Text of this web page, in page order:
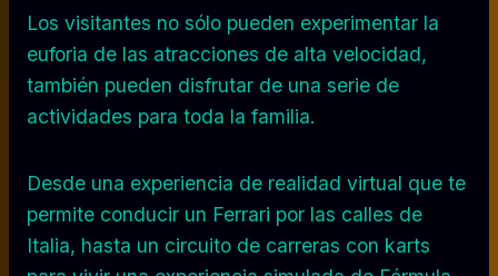
Los visitantes no sólo pueden experimentar la
euforia de las atracciones de alta velocidad,
también pueden disfrutar de una serie de
actividades para toda la familia.
Desde una experiencia de realidad virtual que te
permite conducir un Ferrari por las calles de
Italia, hasta un circuito de carreras con karts